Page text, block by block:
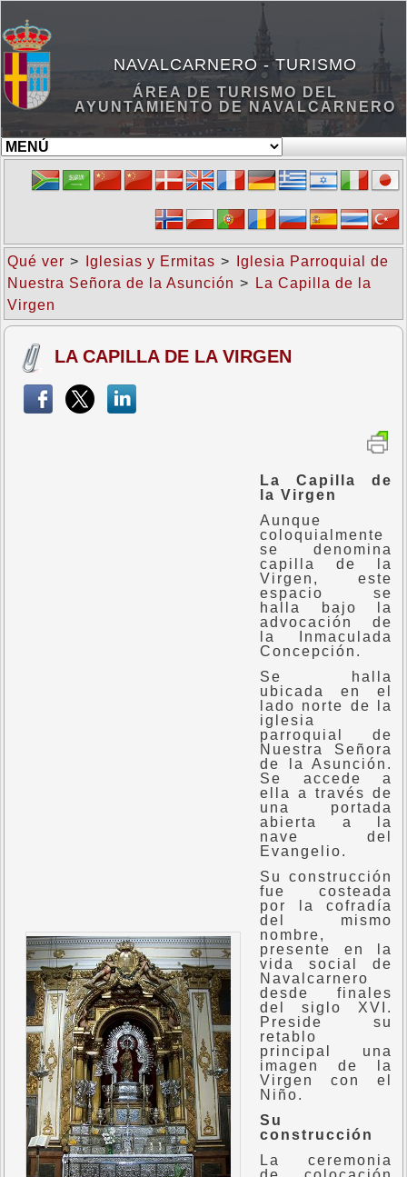
NAVALCARNERO - TURISMO
ÁREA DE TURISMO DEL
AYUNTAMIENTO DE NAVALCARNERO
Qué ver > Iglesias y Ermitas >
Iglesia Parroquial de
Nuestra Señora de la Asunción >
La Capilla de la
Virgen
LA CAPILLA DE LA VIRGEN
La Capilla de
la Virgen
Aunque
coloquialmente
se denomina
capilla de la
Virgen, este
espacio se
halla bajo la
advocación de
la Inmaculada
Concepción.
Se halla
ubicada en el
lado norte de la
iglesia
parroquial de
Nuestra Señora
de la Asunción.
Se accede a
ella a través de
una portada
abierta a la
nave del
Evangelio.
Su construcción
fue costeada
por la cofradía
del mismo
nombre,
presente en la
vida social de
Navalcarnero
desde finales
del siglo XVI.
Preside su
retablo
principal una
imagen de la
Virgen con el
Niño.
Su
construcción
La ceremonia